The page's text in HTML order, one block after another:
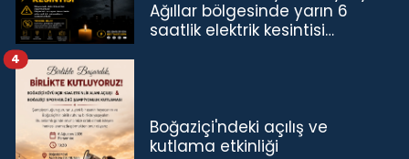
Ağıllar bölgesinde yarın 6
saatlik elektrik kesintisi…
Boğaziçi'ndeki açılış ve
kutlama etkinliği
4